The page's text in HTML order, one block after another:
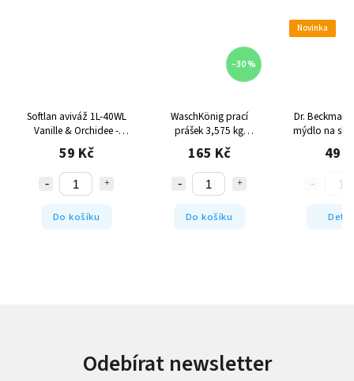
Softlan aviváž 1L-40WL
Vanille & Orchidee -
oranžová
59 Kč
Do košíku
–30 %
WaschKönig prací
prášek 3,575 kg
Universal - 55WL
165 Kč
Do košíku
Novinka
Dr.
mýdlo na
49
Odebírat newsletter